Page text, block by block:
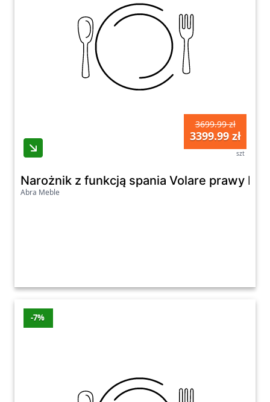
3699.99 zł
3399.99 zł
szt
Narożnik z funkcją spania Volare prawy
Abra Meble
-7%